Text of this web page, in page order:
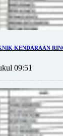
KENDARAAN
09:51